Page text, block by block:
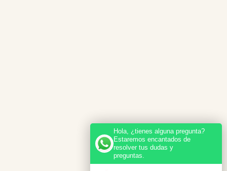
Hola, ¿tienes alguna pregunta?
Estaremos encantados de
resolver tus dudas y
preguntas.